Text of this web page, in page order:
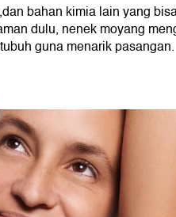
bahan kimia lain yang
dulu, nenek moyang
guna menarik pasangan.